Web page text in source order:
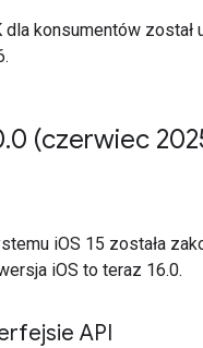
dla konsumentów został
.0 (czerwiec
iOS 15 została
iOS to teraz 16.0.
API